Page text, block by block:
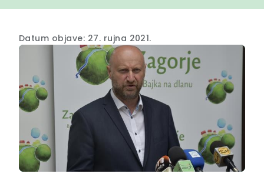
Datum objave: 27. rujna 2021.